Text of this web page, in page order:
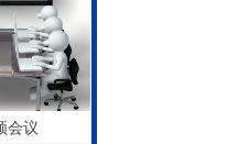
会议
会议